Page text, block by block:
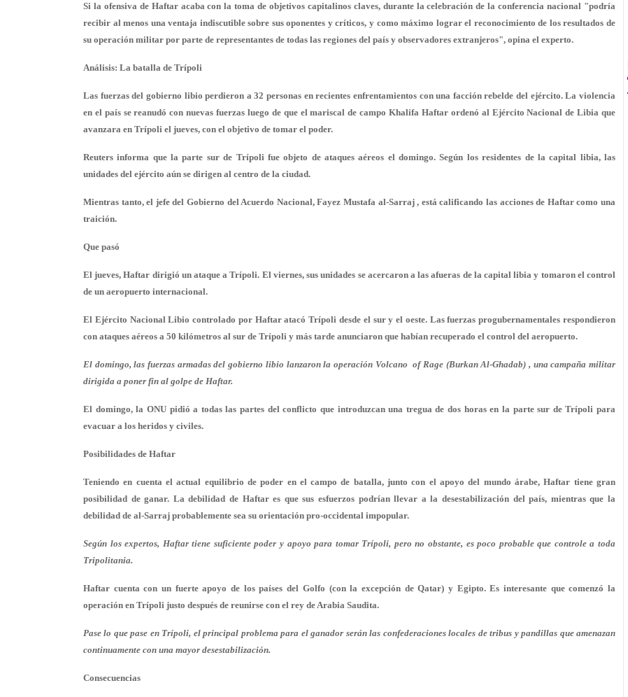
Si la ofensiva de Haftar acaba con la toma de objetivos capitalinos claves, durante la celebración de la conferencia nacional "podría
recibir al menos una ventaja indiscutible sobre sus oponentes y críticos, y como máximo lograr el reconocimiento de los resultados de
su operación militar por parte de representantes de todas las regiones del país y observadores extranjeros", opina el experto.
Análisis: La batalla de Trípoli
Las fuerzas del gobierno libio perdieron a 32 personas en recientes enfrentamientos con una facción rebelde del ejército. La violencia
en el país se reanudó con nuevas fuerzas luego de que el mariscal de campo Khalifa Haftar ordenó al Ejército Nacional de Libia que
avanzara en Trípoli el jueves, con el objetivo de tomar el poder.
Reuters informa que la parte sur de Trípoli fue objeto de ataques aéreos el domingo. Según los residentes de la capital libia, las
unidades del ejército aún se dirigen al centro de la ciudad.
Mientras tanto, el jefe del Gobierno del Acuerdo Nacional, Fayez Mustafa al-Sarraj , está calificando las acciones de Haftar como una
traición.
Que pasó
El jueves, Haftar dirigió un ataque a Trípoli. El viernes, sus unidades se acercaron a las afueras de la capital libia y tomaron el control
de un aeropuerto internacional.
El Ejército Nacional Libio controlado por Haftar atacó Trípoli desde el sur y el oeste. Las fuerzas progubernamentales respondieron
con ataques aéreos a 50 kilómetros al sur de Trípoli y más tarde anunciaron que habían recuperado el control del aeropuerto.
El domingo, las fuerzas armadas del gobierno libio lanzaron la operación Volcano of Rage (Burkan Al-Ghadab) , una campaña militar
dirigida a poner fin al golpe de Haftar.
El domingo, la ONU pidió a todas las partes del conflicto que introduzcan una tregua de dos horas en la parte sur de Trípoli para
evacuar a los heridos y civiles.
Posibilidades de Haftar
Teniendo en cuenta el actual equilibrio de poder en el campo de batalla, junto con el apoyo del mundo árabe, Haftar tiene gran
posibilidad de ganar. La debilidad de Haftar es que sus esfuerzos podrían llevar a la desestabilización del país, mientras que la
debilidad de al-Sarraj probablemente sea su orientación pro-occidental impopular.
Según los expertos, Haftar tiene suficiente poder y apoyo para tomar Trípoli, pero no obstante, es poco probable que controle a toda
Tripolitania.
Haftar cuenta con un fuerte apoyo de los países del Golfo (con la excepción de Qatar) y Egipto. Es interesante que comenzó la
operación en Trípoli justo después de reunirse con el rey de Arabia Saudita.
Pase lo que pase en Trípoli, el principal problema para el ganador serán las confederaciones locales de tribus y pandillas que amenazan
continuamente con una mayor desestabilización.
Consecuencias